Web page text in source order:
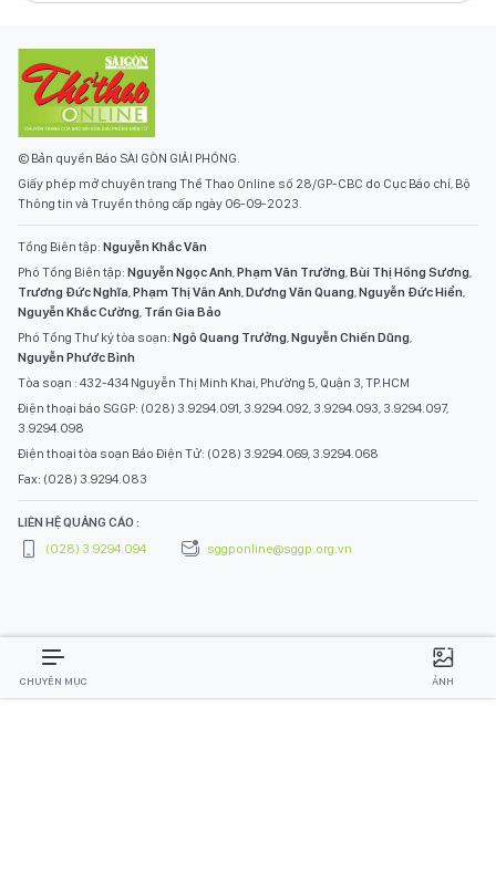
© Bản quyền Báo SÀI GÒN GIẢI PHÓNG.
Giấy phép mở chuyên trang Thể Thao Online số 28/GP-CBC do Cục Báo chí, Bộ
Thông tin và Truyền thông cấp ngày 06-09-2023.
Tổng Biên tập: Nguyễn Khắc Văn
Phó Tổng Biên tập: Nguyễn Ngọc Anh,Phạm Văn Trường,Bùi Thị Hồng Sương,
Trương Đức Nghĩa,Phạm Thị Vân Anh,Dương Văn Quang,Nguyễn Đức Hiển,
Nguyễn Khắc Cường, Trần Gia Bảo
Phó Tổng Thư ký tòa soạn: Ngô Quang Trưởng,Nguyễn Chiến Dũng,
Nguyễn Phước Bình
Tòa soạn : 432-434 Nguyễn Thị Minh Khai, Phường 5, Quận 3, TP.HCM
Điện thoại báo SGGP: (028) 3.9294.091, 3.9294.092, 3.9294.093, 3.9294.097,
3.9294.098
Điện thoại tòa soạn Báo Điện Tử: (028) 3.9294.069, 3.9294.068
Fax: (028) 3.9294.083
LIÊN HỆ QUẢNG CÁO :
(028) 3.9294.094
sggponline@sggp.org.vn
CHUYÊN MỤC ẢNH